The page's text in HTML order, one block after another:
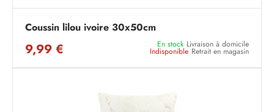
Coussin lilou ivoire 30x50cm
9,99 € En stock Livraison à domicile
Indisponible Retrait en magasin